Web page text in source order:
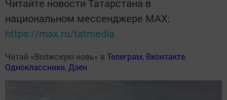
Читайте новости Татарстана в
национальном мессенджере MАХ:
https://max.ru/tatmedia
Читай «Волжскую новь» в Телеграм, Вконтакте,
Одноклассники, Дзен